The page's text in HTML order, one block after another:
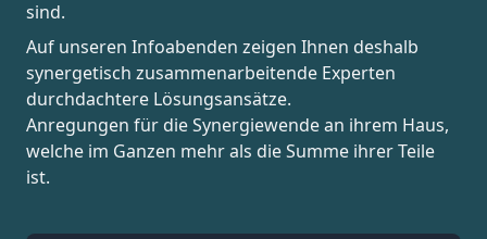
sind.
Auf unseren Infoabenden zeigen Ihnen deshalb
synergetisch zusammenarbeitende Experten
durchdachtere Lösungsansätze.
Anregungen für die Synergiewende an ihrem Haus,
welche im Ganzen mehr als die Summe ihrer Teile
ist.